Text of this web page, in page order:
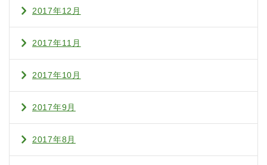
2017年12月
2017年11月
2017年10月
2017年9月
2017年8月